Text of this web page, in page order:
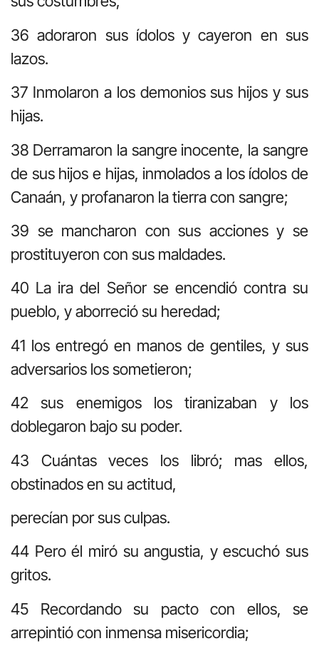
36 adoraron sus ídolos y cayeron en sus
lazos.
37 Inmolaron a los demonios sus hijos y sus
hijas.
38 Derramaron la sangre inocente, la sangre
de sus hijos e hijas, inmolados a los ídolos de
Canaán, y profanaron la tierra con sangre;
39 se mancharon con sus acciones y se
prostituyeron con sus maldades.
40 La ira del Señor se encendió contra su
pueblo, y aborreció su heredad;
41 los entregó en manos de gentiles, y sus
adversarios los sometieron;
42 sus enemigos los tiranizaban y los
doblegaron bajo su poder.
43 Cuántas veces los libró; mas ellos,
obstinados en su actitud,
perecían por sus culpas.
44 Pero él miró su angustia, y escuchó sus
gritos.
45 Recordando su pacto con ellos, se
arrepintió con inmensa misericordia;